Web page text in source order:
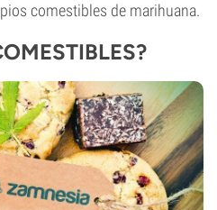
comestibles de marihuana.